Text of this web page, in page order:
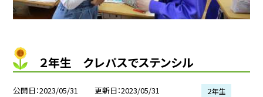
２年生 クレパスでステンシル
公開日 2023/05/31 更新日 2023/05/31 ２年生